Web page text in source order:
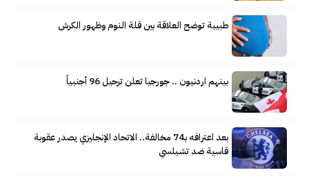
طبيبة توضح العلاقة بين قلة النوم وظهور الكرش
بينهم اردنيون .. جورجيا تعلن ترحيل 96 أجنبياً
بعد اعترافه بـ74 مخالفة.. الاتحاد الإنجليزي يصدر عقوبة
قاسية ضد تشيلسي